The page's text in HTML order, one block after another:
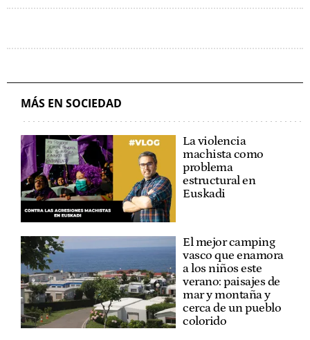
MÁS EN SOCIEDAD
La violencia
machista como
problema
estructural en
Euskadi
El mejor camping
vasco que enamora
a los niños este
verano: paisajes de
mar y montaña y
cerca de un pueblo
colorido